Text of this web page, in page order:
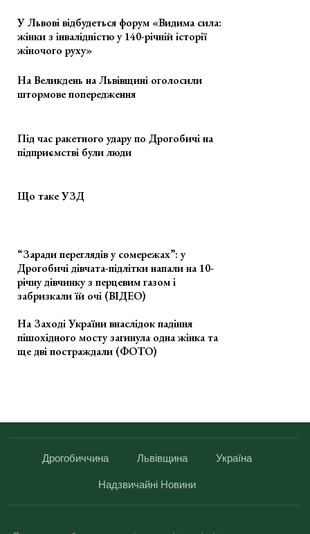
У Львові відбудеться форум «Видима сила:
жінки з інвалідністю у 140-річній історії
жіночого руху»
На Великдень на Львівщині оголосили
штормове попередження
Під час ракетного удару по Дрогобичі на
підприємстві були люди
Що таке УЗД
“Заради переглядів у сомережах”: у
Дрогобичі дівчата-підлітки напали на 10-
річну дівчинку з перцевим газом і
забризкали їй очі (ВІДЕО)
На Заході України внаслідок падіння
пішохідного мосту загинула одна жінка та
ще дві постраждали (ФОТО)
Дрогобиччина Львівщина Україна
Надзвичайні Новини